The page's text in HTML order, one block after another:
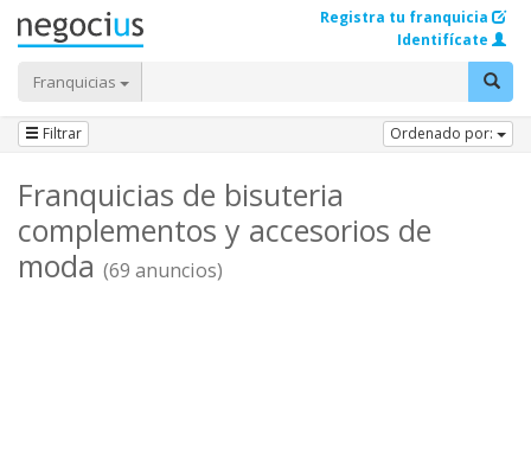
Franquicias
Registra tu franquicia
Identifícate
Filtrar Ordenado por:
Franquicias de bisuteria
complementos y accesorios de
moda (69 anuncios)